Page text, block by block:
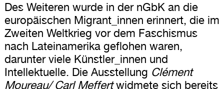
Des Weiteren wurde in der nGbK an die
europäischen Migrant_innen erinnert, die im
Zweiten Weltkrieg vor dem Faschismus
nach Lateinamerika geflohen waren,
darunter viele Künstler_innen und
Intellektuelle. Die Ausstellung Clément
Moureau/ Carl Meffertwidmete sich bereits